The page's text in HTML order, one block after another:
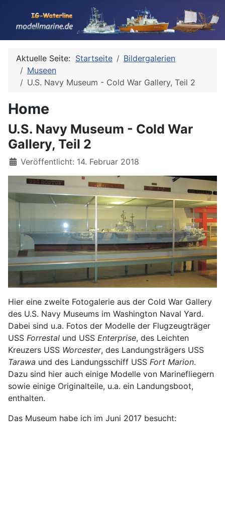
Aktuelle Seite: Startseite
Bildergalerien
Museen
U.S. Navy Museum - Cold War Gallery, Teil 2
Home
U.S. Navy Museum - Cold War
Gallery, Teil 2
Details
Veröffentlicht: 14. Februar 2018
Hier eine zweite Fotogalerie aus der Cold War Gallery
des U.S. Navy Museums im Washington Naval Yard.
Dabei sind u.a. Fotos der Modelle der Flugzeugträger
USS Forrestal und USS Enterprise, des Leichten
Kreuzers USS Worcester, des Landungsträgers USS
Tarawa und des Landungsschiff USS Fort Marion.
Dazu sind hier auch einige Modelle von Marinefliegern
sowie einige Originalteile, u.a. ein Landungsboot,
enthalten.
Das Museum habe ich im Juni 2017 besucht: